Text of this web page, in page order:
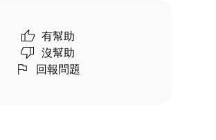
有幫助
沒幫助
回報問題